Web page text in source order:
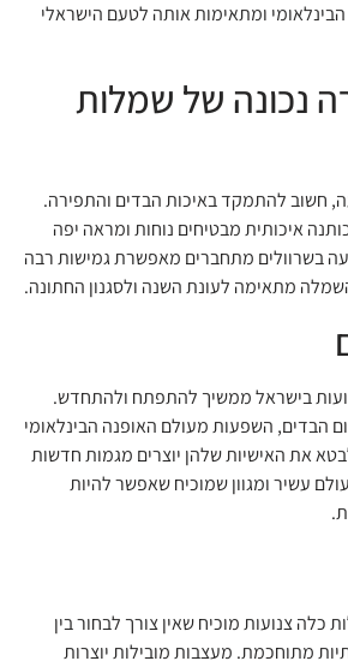
ומתאימות אותה לטעם הישראלי
נכונה של שמלות
חשוב להתמקד באיכות הבדים והתפירה.
איכותית מבטיחים נוחות ומראה יפה
בשרוולים מתחברים מאפשרת גמישות רבה
מתאימה לעונת השנה ולסגנון החתונה.
בישראל ממשיך להתפתח ולהתחדש.
הבדים, השפעות מעולם האופנה הבינלאומי
את האישיות שלהן יוצרים מגמות חדשות
עשיר ומגוון שמוכיח שאפשר להיות
צנועות מוכיח שאין צורך לבחור בין
מתוחכמת. מעצבות מובילות יוצרות